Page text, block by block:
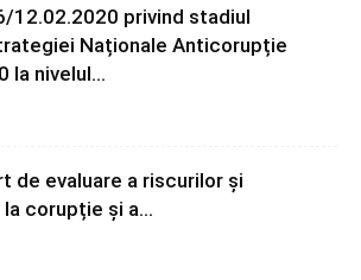
12.02.2020 privind stadiul
Naționale Anticorupție
la nivelul...
de evaluare a riscurilor și
corupție și a...